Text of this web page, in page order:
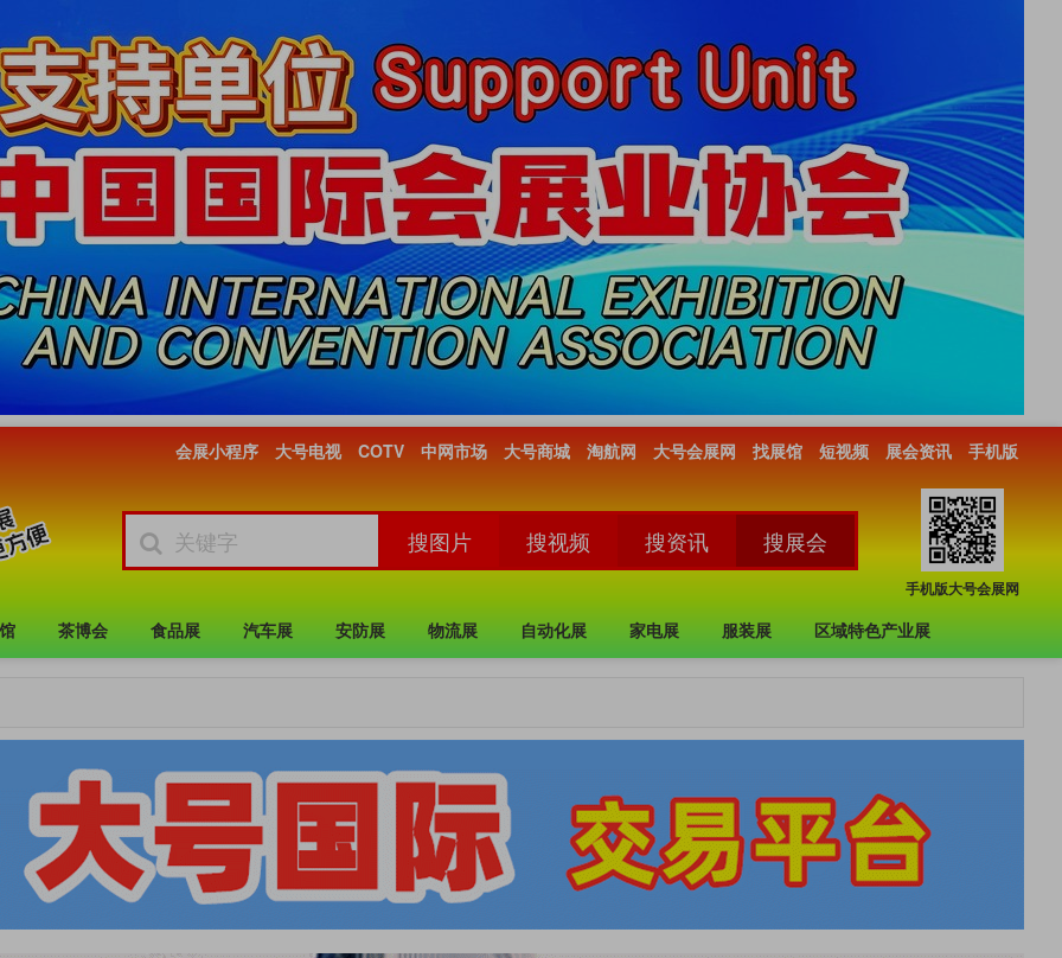
会展小程序 大号电视 COTV 中网市场 大号商城 淘航网 大号会展网 找展馆 短视频 展会资讯 手机版
手机版大号会展网
茶博会 食品展 汽车展 安防展 物流展 自动化展 家电展 服装展 区域特色产业展